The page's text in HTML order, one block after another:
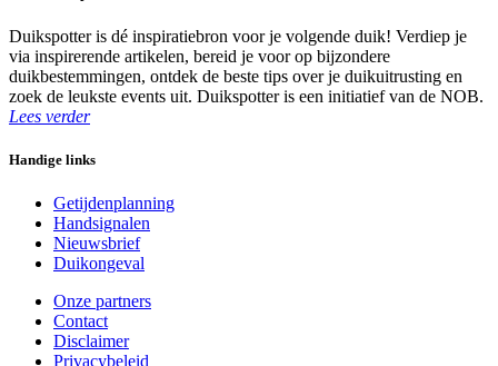
Duikspotter is dé inspiratiebron voor je volgende duik! Verdiep je
via inspirerende artikelen, bereid je voor op bijzondere
duikbestemmingen, ontdek de beste tips over je duikuitrusting en
zoek de leukste events uit. Duikspotter is een initiatief van de NOB.
Lees verder
Handige links
Getijdenplanning
Handsignalen
Nieuwsbrief
Duikongeval
Onze partners
Contact
Disclaimer
Privacybeleid